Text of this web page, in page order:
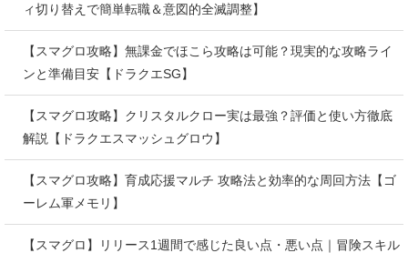
ィ切り替えで簡単転職＆意図的全滅調整】
【スマグロ攻略】無課金でほこら攻略は可能？現実的な攻略ライ
ンと準備目安【ドラクエSG】
【スマグロ攻略】クリスタルクロー実は最強？評価と使い方徹底
解説【ドラクエスマッシュグロウ】
【スマグロ攻略】育成応援マルチ 攻略法と効率的な周回方法【ゴ
ーレム軍メモリ】
【スマグロ】リリース1週間で感じた良い点・悪い点｜冒険スキル